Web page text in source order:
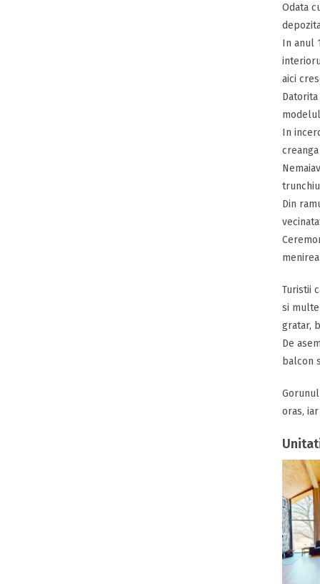
Odata
In anul
aici
In
Din
Turistii
si
gratar,
De
balcon
oras,